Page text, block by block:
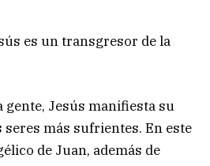
es un transgresor de la
gente, Jesús manifiesta su
más sufrientes. En este
de Juan, además de